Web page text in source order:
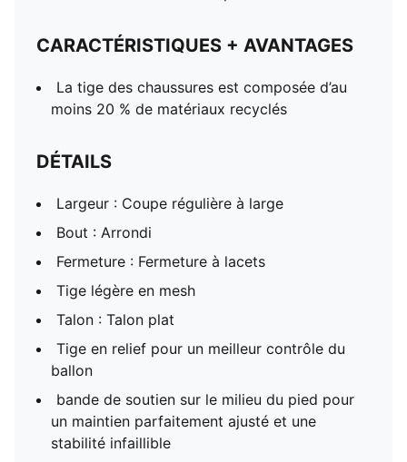
CARACTÉRISTIQUES + AVANTAGES
La tige des chaussures est composée d’au
moins 20 % de matériaux recyclés
DÉTAILS
Largeur : Coupe régulière à large
Bout : Arrondi
Fermeture : Fermeture à lacets
Tige légère en mesh
Talon : Talon plat
Tige en relief pour un meilleur contrôle du
ballon
bande de soutien sur le milieu du pied pour
un maintien parfaitement ajusté et une
stabilité infaillible